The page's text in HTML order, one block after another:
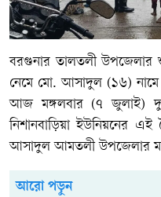
বরগুনার তালতলী উপজেলার
নেমে মো. আসাদুল (১৬)
আজ মঙ্গলবার (৭ জুলাই)
নিশানবাড়িয়া ইউনিয়নের
আসাদুল আমতলী উপজেলার
আরো পড়ুন